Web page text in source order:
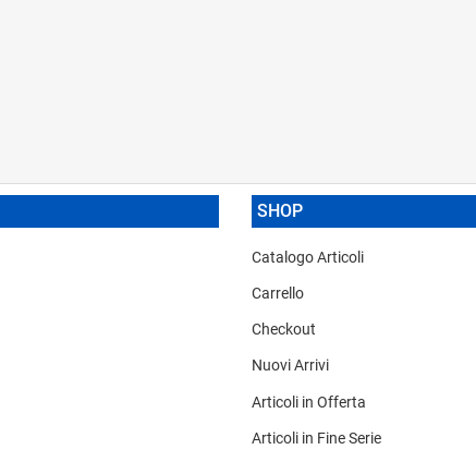
SHOP
Catalogo Articoli
Carrello
Checkout
Nuovi Arrivi
Articoli in Offerta
Articoli in Fine Serie